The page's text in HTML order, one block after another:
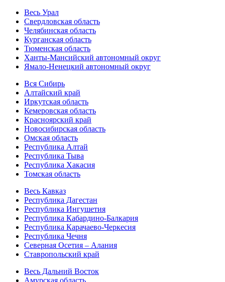
Весь Урал
Свердловская область
Челябинская область
Курганская область
Тюменская область
Ханты-Мансийский автономный округ
Ямало-Ненецкий автономный округ
Вся Сибирь
Алтайский край
Иркутская область
Кемеровская область
Красноярский край
Новосибирская область
Омская область
Республика Алтай
Республика Тыва
Республика Хакасия
Томская область
Весь Кавказ
Республика Дагестан
Республика Ингушетия
Республика Кабардино-Балкария
Республика Карачаево-Черкесия
Республика Чечня
Северная Осетия – Алания
Ставропольский край
Весь Дальний Восток
Амурская область